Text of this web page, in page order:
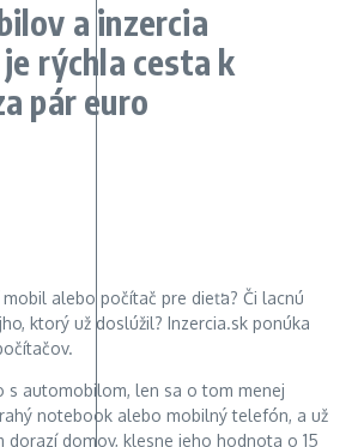
a inzercia
rýchla cesta k
pár euro
alebo počítač pre dieťa? Či lacnú
ktorý už doslúžil? Inzercia.sk ponúka
s automobilom, len sa o tom menej
notebook alebo mobilný telefón, a už
dorazí domov, klesne jeho hodnota o 15